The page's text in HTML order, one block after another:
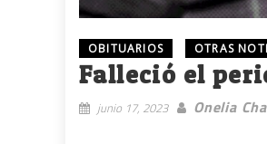
OBITUARIOS OTRAS
Falleció el
junio 17, 2023 Onelia